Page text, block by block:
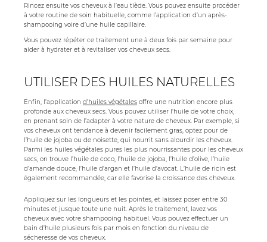
Rincez ensuite vos cheveux à l’eau tiède. Vous pouvez ensuite procéder
à votre routine de soin habituelle, comme l’application d’un après-
shampooing voire d’une huile capillaire.
Vous pouvez répéter ce traitement une à deux fois par semaine pour
aider à hydrater et à revitaliser vos cheveux secs.
UTILISER DES HUILES NATURELLES
Enfin, l’application d’huiles végétales offre une nutrition encore plus
profonde aux cheveux secs. Vous pouvez utiliser l’huile de votre choix,
en prenant soin de l’adapter à votre nature de cheveux. Par exemple, si
vos cheveux ont tendance à devenir facilement gras, optez pour de
l’huile de jojoba ou de noisette, qui nourrit sans alourdir les cheveux.
Parmi les huiles végétales pures les plus nourrissantes pour les cheveux
secs, on trouve l’huile de coco, l’huile de jojoba, l’huile d’olive, l’huile
d’amande douce, l’huile d’argan et l’huile d’avocat. L’huile de ricin est
également recommandée, car elle favorise la croissance des cheveux.
Appliquez sur les longueurs et les pointes, et laissez poser entre 30
minutes et jusque toute une nuit. Après le traitement, lavez vos
cheveux avec votre shampooing habituel. Vous pouvez effectuer un
bain d’huile plusieurs fois par mois en fonction du niveau de
sécheresse de vos cheveux.